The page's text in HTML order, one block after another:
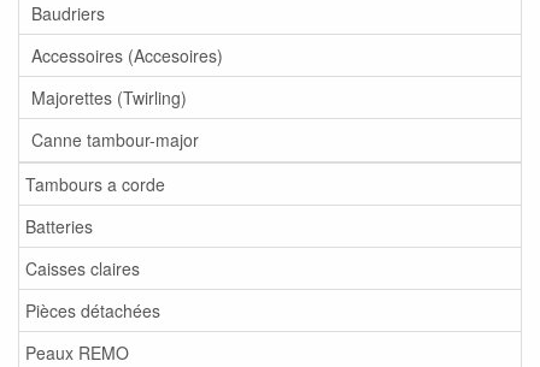
Baudriers
Accessoires (Accesoires)
Majorettes (Twirling)
Canne tambour-major
Tambours a corde
Batteries
Caisses claires
Pièces détachées
Peaux REMO